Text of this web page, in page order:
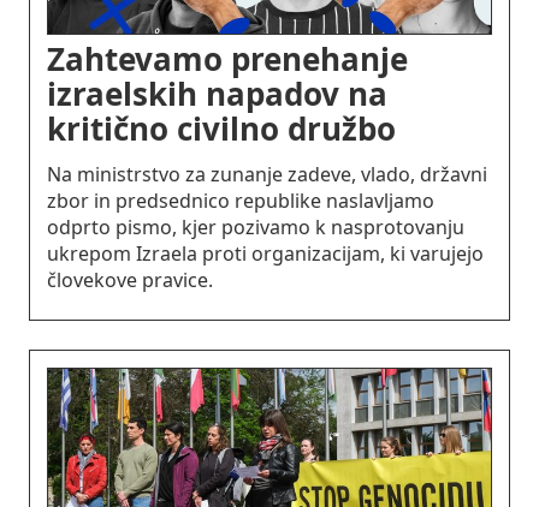
Zahtevamo prenehanje
izraelskih napadov na
kritično civilno družbo
Na ministrstvo za zunanje zadeve, vlado, državni
zbor in predsednico republike naslavljamo
odprto pismo, kjer pozivamo k nasprotovanju
ukrepom Izraela proti organizacijam, ki varujejo
človekove pravice.